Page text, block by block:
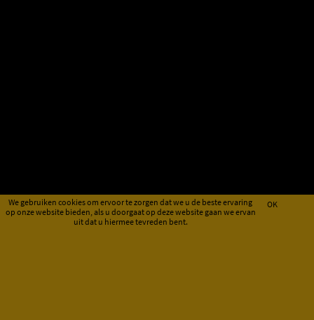
We gebruiken cookies om ervoor te zorgen dat we u de beste ervaring
op onze website bieden, als u doorgaat op deze website gaan we ervan
uit dat u hiermee tevreden bent.
OK